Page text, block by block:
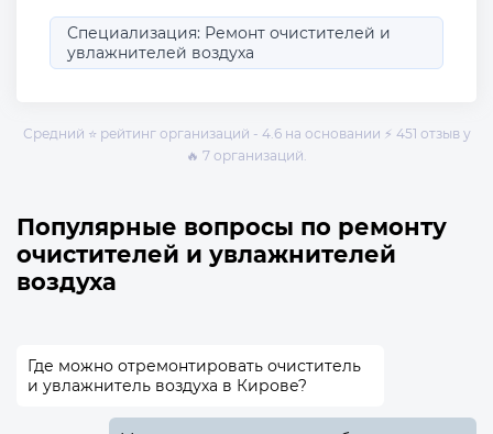
Специализация: Ремонт очистителей и
увлажнителей воздуха
Средний ⭐ рейтинг организаций - 4.6 на основании ⚡ 451 отзыв у
🔥 7 организаций.
Популярные вопросы по ремонту
очистителей и увлажнителей
воздуха
Где можно отремонтировать очиститель
и увлажнитель воздуха в Кирове?